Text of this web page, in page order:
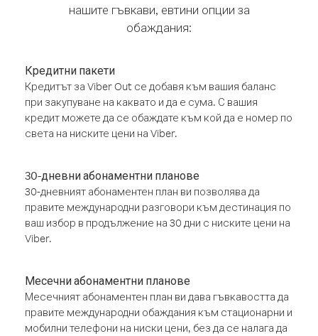
нашите гъвкави, евтини опции за
обаждания:
Кредитни пакети
Кредитът за Viber Out се добавя към вашия баланс
при закупуване на каквато и да е сума. С вашия
кредит можете да се обаждате към кой да е номер по
света на ниските цени на Viber.
30-дневни абонаментни планове
30-дневният абонаментен план ви позволява да
правите международни разговори към дестинация по
ваш избор в продължение на 30 дни с ниските цени на
Viber.
Месечни абонаментни планове
Месечният абонаментен план ви дава гъвкавостта да
правите международни обаждания към стационарни и
мобилни телефони на ниски цени, без да се налага да